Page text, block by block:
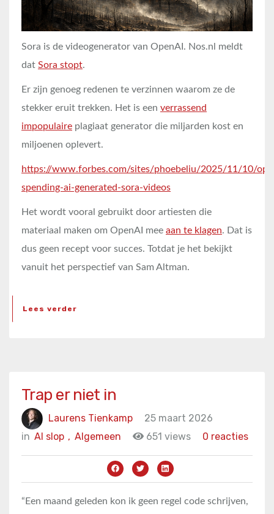
Sora is de videogenerator van OpenAI. Nos.nl meldt
dat Sora stopt.
Er zijn genoeg redenen te verzinnen waarom ze de
stekker eruit trekken. Het is een verrassend
impopulaire plagiaat generator die miljarden kost en
miljoenen oplevert.
https://www.forbes.com/sites/phoebeliu/2025/11/10/
spending-ai-generated-sora-videos
Het wordt vooral gebruikt door artiesten die
materiaal maken om OpenAI mee aan te klagen. Dat is
dus geen recept voor succes. Totdat je het bekijkt
vanuit het perspectief van Sam Altman.
Lees verder
Trap er niet in
Laurens Tienkamp
25 maart 2026
in
Algemeen
AI slop , 651 views 0 reacties
“Een maand geleden kon ik geen regel code schrijven,